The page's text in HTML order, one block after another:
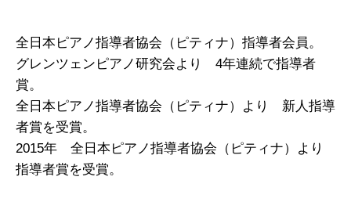
全日本ピアノ指導者協会（ピティナ）指導者会員。
グレンツェンピアノ研究会より 4年連続で指導者
賞。
全日本ピアノ指導者協会（ピティナ）より 新人指導
者賞を受賞。
2015年 全日本ピアノ指導者協会（ピティナ）より
指導者賞を受賞。